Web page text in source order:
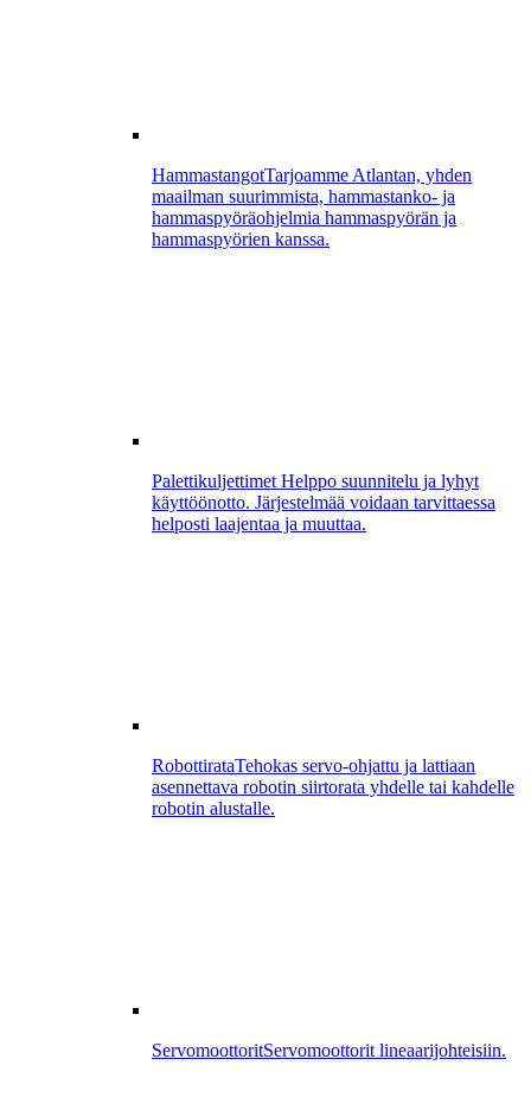
HammastangotTarjoamme Atlantan, yhden
maailman suurimmista, hammastanko- ja
hammaspyöräohjelmia hammaspyörän ja
hammaspyörien kanssa.
Palettikuljettimet Helppo suunnitelu ja lyhyt
käyttöönotto. Järjestelmää voidaan tarvittaessa
helposti laajentaa ja muuttaa.
RobottirataTehokas servo-ohjattu ja lattiaan
asennettava robotin siirtorata yhdelle tai kahdelle
robotin alustalle.
ServomoottoritServomoottorit lineaarijohteisiin.